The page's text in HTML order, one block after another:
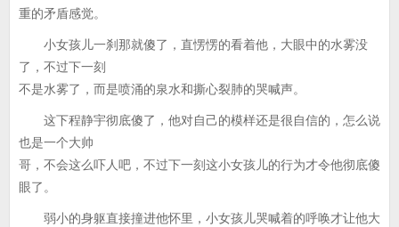
重的矛盾感觉。
小女孩儿一刹那就傻了，直愣愣的看着他，大眼中的水雾没
了，不过下一刻
不是水雾了，而是喷涌的泉水和撕心裂肺的哭喊声。
这下程静宇彻底傻了，他对自己的模样还是很自信的，怎么说
也是一个大帅
哥，不会这么吓人吧，不过下一刻这小女孩儿的行为才令他彻底傻
眼了。
弱小的身躯直接撞进他怀里，小女孩儿哭喊着的呼唤才让他大